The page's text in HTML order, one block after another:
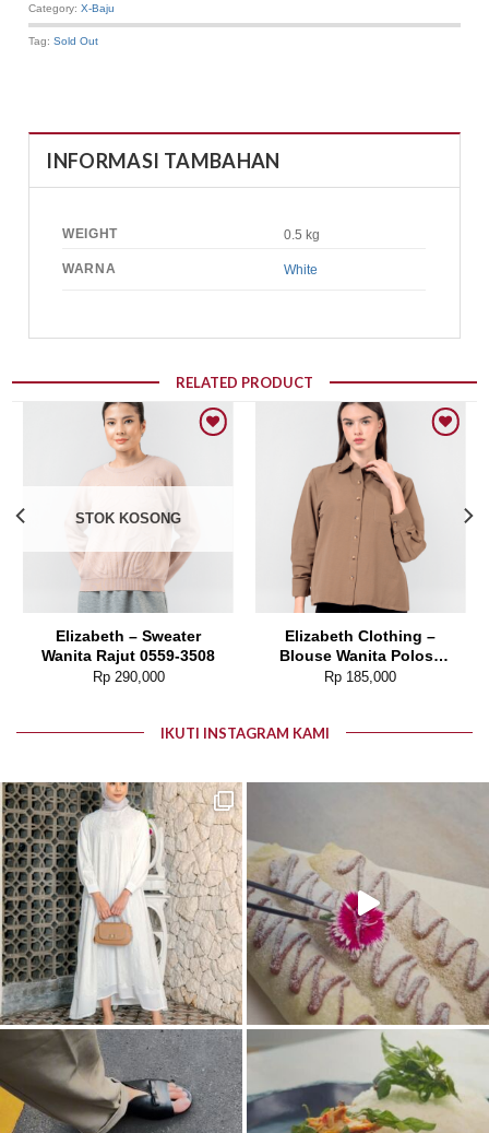
Category:X-Baju
Tag:Sold Out
INFORMASI TAMBAHAN
WEIGHT 0.5 kg
WARNA White
RELATED PRODUCT
Add to wishlist
STOK KOSONG
Elizabeth – Sweater
Wanita Rajut 0559-3508
Rp290,000
Add to wishlist
Elizabeth Clothing –
Blouse Wanita Polos |
Lengan Panjang 0595-
Rp 185,000
IKUTI INSTAGRAM KAMI